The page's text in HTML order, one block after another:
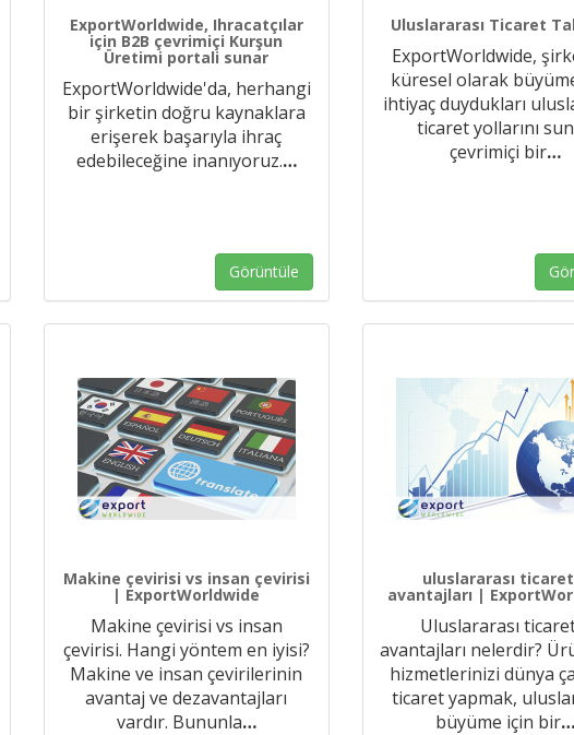
ExportWorldwide, Ihracatçılar
için B2B çevrimiçi Kurşun
Üretimi portali sunar
ExportWorldwide'da, herhangi
bir şirketin doğru kaynaklara
erişerek başarıyla ihraç
edebileceğine inanıyoruz.…
Görüntüle
Uluslararası Ticaret
ExportWorldwide,
küresel olarak
ihtiyaç duydukları
ticaret yollarını
çevrimiçi bir…
Makine çevirisi vs insan çevirisi
| ExportWorldwide
Makine çevirisi vs insan
çevirisi. Hangi yöntem en iyisi?
Makine ve insan çevirilerinin
avantaj ve dezavantajları
vardır. Bununla…
uluslararası
avantajları |
Uluslararası
avantajları nelerdir?
hizmetlerinizi dünya
ticaret yapmak,
büyüme için bir